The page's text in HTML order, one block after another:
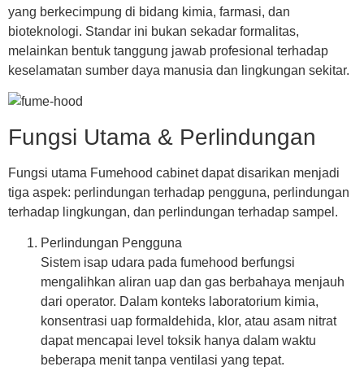
yang berkecimpung di bidang kimia, farmasi, dan
bioteknologi. Standar ini bukan sekadar formalitas,
melainkan bentuk tanggung jawab profesional terhadap
keselamatan sumber daya manusia dan lingkungan sekitar.
Fungsi Utama & Perlindungan
Fungsi utama Fumehood cabinetdapat disarikan menjadi
tiga aspek: perlindungan terhadap pengguna, perlindungan
terhadap lingkungan, dan perlindungan terhadap sampel.
Perlindungan Pengguna
Sistem isap udara pada fumehood berfungsi
mengalihkan aliran uap dan gas berbahaya menjauh
dari operator. Dalam konteks laboratorium kimia,
konsentrasi uap formaldehida, klor, atau asam nitrat
dapat mencapai level toksik hanya dalam waktu
beberapa menit tanpa ventilasi yang tepat.